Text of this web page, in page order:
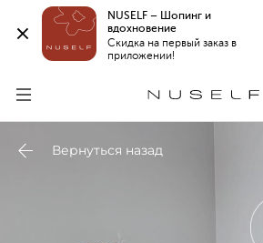
NUSELF – Шопинг и
вдохновение
Скидка на первый заказ в
приложении!
Вернуться назад